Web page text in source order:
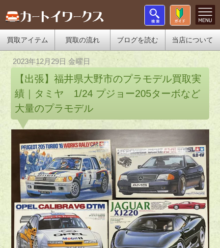
買取アイテム 買取の流れ ブログを読む 当店について
2023年12月29日 金曜日
【出張】福井県大野市のプラモデル買取実
績｜タミヤ 1/24 プジョー205ターボなど
大量のプラモデル